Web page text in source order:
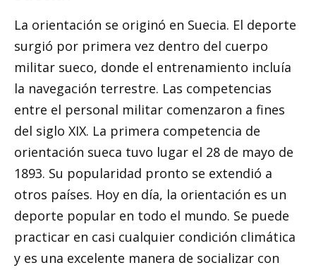
La orientación se originó en Suecia. El deporte
surgió por primera vez dentro del cuerpo
militar sueco, donde el entrenamiento incluía
la navegación terrestre. Las competencias
entre el personal militar comenzaron a fines
del siglo XIX. La primera competencia de
orientación sueca tuvo lugar el 28 de mayo de
1893. Su popularidad pronto se extendió a
otros países. Hoy en día, la orientación es un
deporte popular en todo el mundo. Se puede
practicar en casi cualquier condición climática
y es una excelente manera de socializar con